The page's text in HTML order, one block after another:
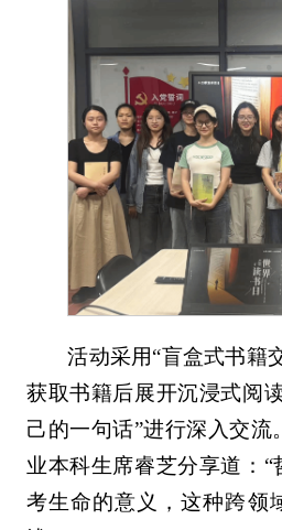
活动采用“盲盒式书籍
获取书籍后展开沉浸式阅
己的一句话”进行深入交流
业本科生席睿芝分享道：“
考生命的意义，这种跨领